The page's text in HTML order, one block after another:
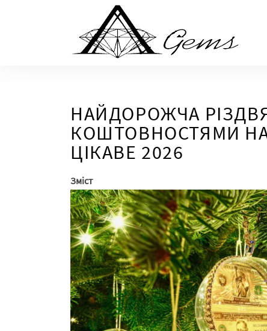
НАЙДОРОЖЧА
КОШТОВНОСТЯМИ НА
ЦІКАВЕ 2026
Зміст